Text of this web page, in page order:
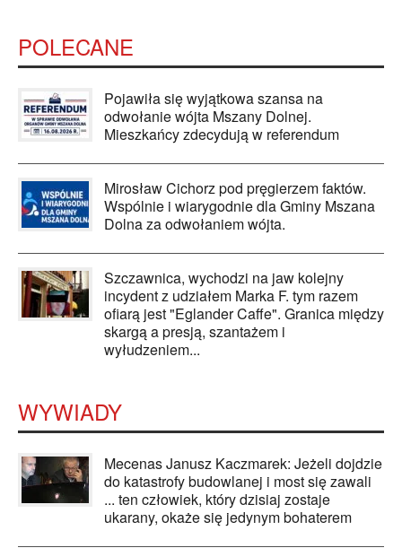
POLECANE
Pojawiła się wyjątkowa szansa na
odwołanie wójta Mszany Dolnej.
Mieszkańcy zdecydują w referendum
Mirosław Cichorz pod pręgierzem faktów.
Wspólnie i wiarygodnie dla Gminy Mszana
Dolna za odwołaniem wójta.
Szczawnica, wychodzi na jaw kolejny
incydent z udziałem Marka F. tym razem
ofiarą jest "Eglander Caffe". Granica między
skargą a presją, szantażem i
wyłudzeniem...
WYWIADY
Mecenas Janusz Kaczmarek: Jeżeli dojdzie
do katastrofy budowlanej i most się zawali
... ten człowiek, który dzisiaj zostaje
ukarany, okaże się jedynym bohaterem